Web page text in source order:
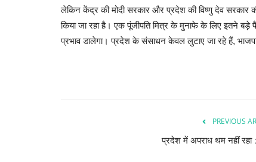
लेकिन केंद्र की मोदी सरकार और प्रदेश की विष्णु देव सरकार
किया जा रहा है। एक पूंजीपति मित्र के मुनाफे के लिए इतने बड़े
प्रभाव डालेगा। प्रदेश के संसाधन केवल लुटाए जा रहे हैं,
PREVIOUS
प्रदेश में अपराध थम नहीं रहा